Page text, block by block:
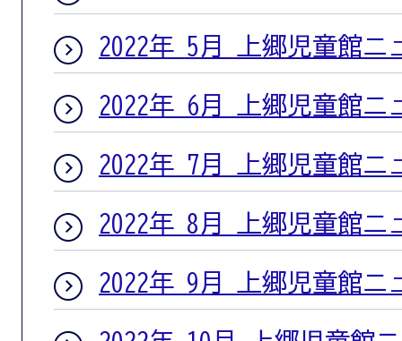
2022年 5月 上郷児童館ニ
2022年 6月 上郷児童館ニ
2022年 7月 上郷児童館ニ
2022年 8月 上郷児童館ニ
2022年 9月 上郷児童館ニ